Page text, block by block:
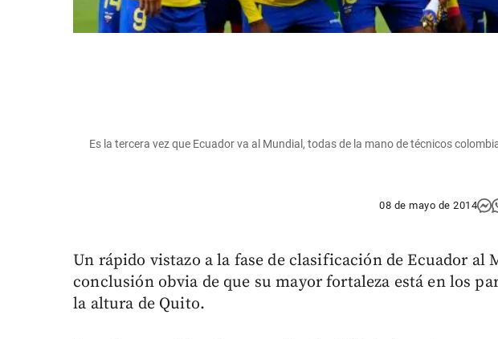
Es la tercera vez que Ecuador va al Mundial, todas de la mano de técnicos
08 de mayo de 2014
Un rápido vistazo a la fase de clasificación de Ecuador al
conclusión obvia de que su mayor fortaleza está en los
la altura de Quito.